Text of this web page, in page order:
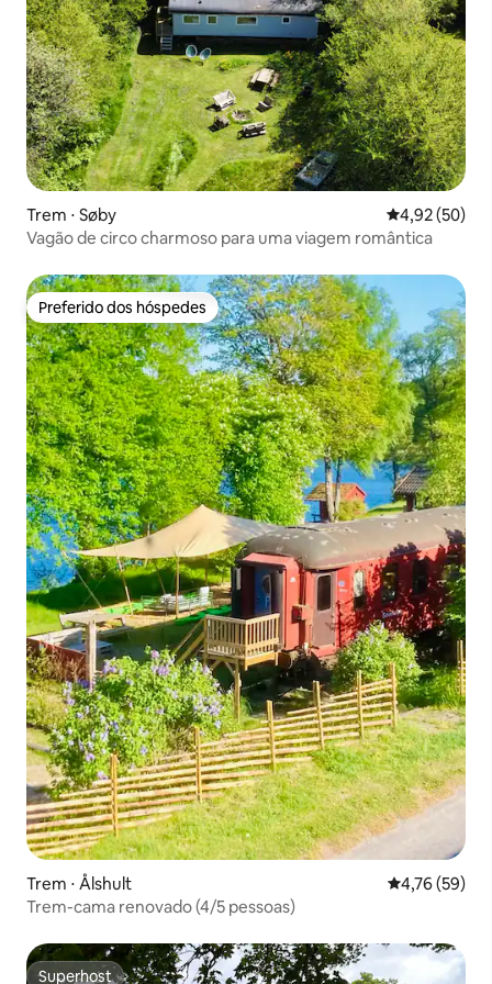
Trem ⋅ Søby 4,92 de uma
4,92 (50)
Vagão de circo charmoso para uma viagem romântica
Preferido dos hóspedes
Preferido dos hóspedes
Trem ⋅ Ålshult 4,76 de uma
4,76 (59)
Trem-cama renovado (4/5 pessoas)
Superhost